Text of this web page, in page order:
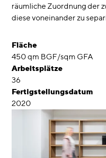
räumliche Zuordnung der
diese voneinander zu
Fläche
450 qm BGF/sqm GFA
Arbeitsplätze
36
Fertigstellungsdatum
2020